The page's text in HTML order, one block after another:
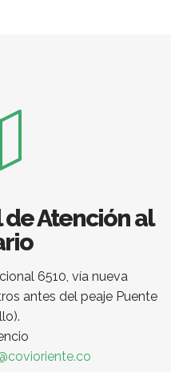
Atención al
6510, vía nueva
antes del peaje Puente